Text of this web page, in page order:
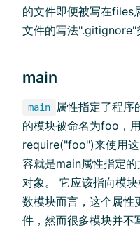
的文件即便被写在files
文件的写法".gitignore"
main
main
属性指定了程序
的模块被命名为foo，
require("foo")来使用
容就是main属性指定
对象。 它应该指向模
数模块而言，这个属性
件，然而很多模块并不